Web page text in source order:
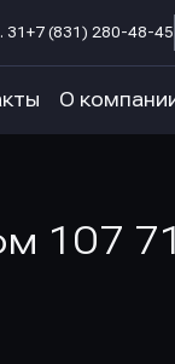
31 +7 (831) 280-48-45
О
107